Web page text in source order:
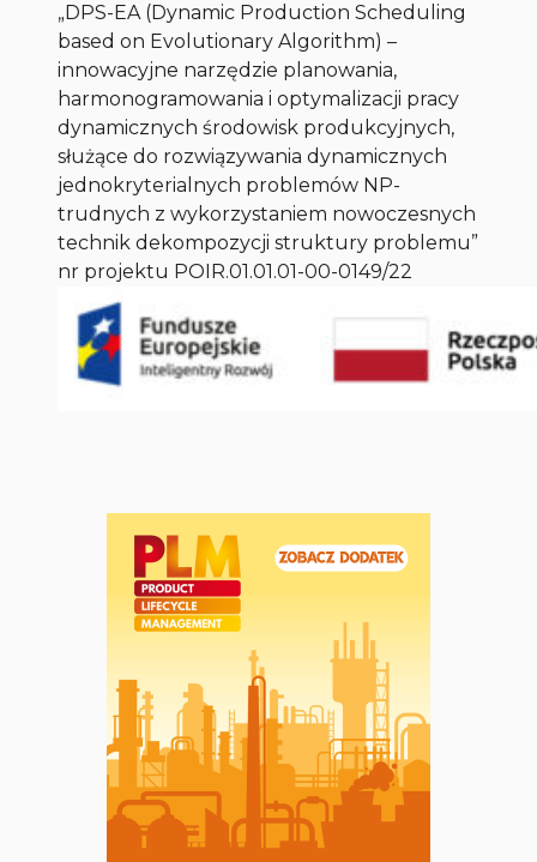
„DPS-EA (Dynamic Production Scheduling
based on Evolutionary Algorithm) –
innowacyjne narzędzie planowania,
harmonogramowania i optymalizacji pracy
dynamicznych środowisk produkcyjnych,
służące do rozwiązywania dynamicznych
jednokryterialnych problemów NP-
trudnych z wykorzystaniem nowoczesnych
technik dekompozycji struktury problemu”
nr projektu POIR.01.01.01-00-0149/22